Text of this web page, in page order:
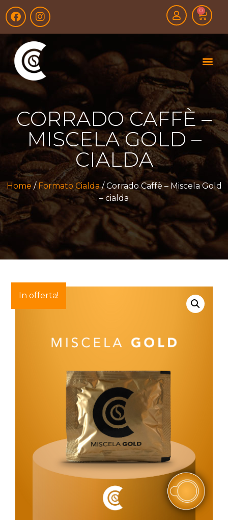
0
CORRADO CAFFÈ –
MISCELA GOLD –
CIALDA
Home / Formato Cialda/ Corrado Caffè – Miscela Gold
– cialda
In offerta!